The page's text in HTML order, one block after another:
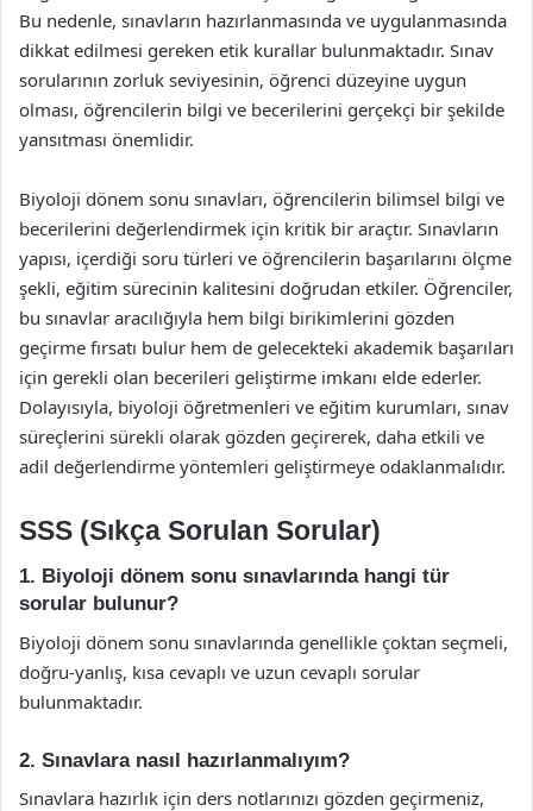
Bu nedenle, sınavların hazırlanmasında ve uygulanmasında
dikkat edilmesi gereken etik kurallar bulunmaktadır. Sınav
sorularının zorluk seviyesinin, öğrenci düzeyine uygun
olması, öğrencilerin bilgi ve becerilerini gerçekçi bir şekilde
yansıtması önemlidir.
Biyoloji dönem sonu sınavları, öğrencilerin bilimsel bilgi ve
becerilerini değerlendirmek için kritik bir araçtır. Sınavların
yapısı, içerdiği soru türleri ve öğrencilerin başarılarını ölçme
şekli, eğitim sürecinin kalitesini doğrudan etkiler. Öğrenciler,
bu sınavlar aracılığıyla hem bilgi birikimlerini gözden
geçirme fırsatı bulur hem de gelecekteki akademik başarıları
için gerekli olan becerileri geliştirme imkanı elde ederler.
Dolayısıyla, biyoloji öğretmenleri ve eğitim kurumları, sınav
süreçlerini sürekli olarak gözden geçirerek, daha etkili ve
adil değerlendirme yöntemleri geliştirmeye odaklanmalıdır.
SSS (Sıkça Sorulan Sorular)
1. Biyoloji dönem sonu sınavlarında hangi tür
sorular bulunur?
Biyoloji dönem sonu sınavlarında genellikle çoktan seçmeli,
doğru-yanlış, kısa cevaplı ve uzun cevaplı sorular
bulunmaktadır.
2. Sınavlara nasıl hazırlanmalıyım?
Sınavlara hazırlık için ders notlarınızı gözden geçirmeniz,